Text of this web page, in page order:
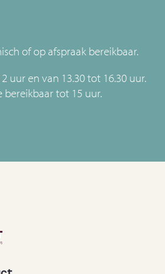
of op afspraak bereikbaar.
uur en van 13.30 tot 16.30 uur.
tot 15 uur.